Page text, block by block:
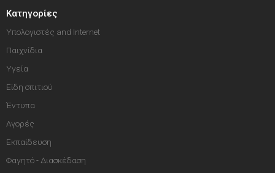
Κατηγορίες
Υπολογιστές and Internet
Παιχνίδια
Υγεία
Είδη σπιτιού
Έντυπα
Αγορές
Εκπαίδευση
Φαγητό - Διασκέδαση